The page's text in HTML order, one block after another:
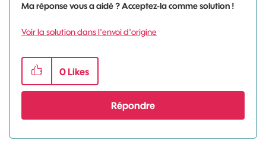
Ma réponse vous a aidé ? Acceptez-la comme solution !
Voir la solution dans l'envoi d'origine
0 Likes
Répondre